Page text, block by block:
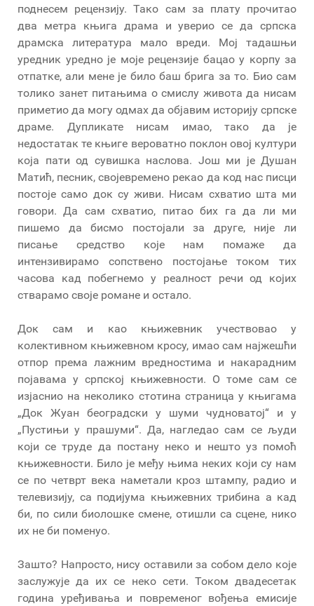
поднесем рецензију. Тако сам за плату прочитао
два метра књига драма и уверио се да српска
драмска литература мало вреди. Мој тадашњи
уредник уредно је моје рецензије бацао у корпу за
отпатке, али мене је било баш брига за то. Био сам
толико занет питањима о смислу живота да нисам
приметио да могу одмах да објавим историју српске
драме. Дупликате нисам имао, тако да је
недостатак те књиге вероватно поклон овој култури
која пати од сувишка наслова. Још ми је Душан
Матић, песник, својевремено рекао да код нас писци
постоје само док су живи. Нисам схватио шта ми
говори. Да сам схватио, питао бих га да ли ми
пишемо да бисмо постојали за друге, није ли
писање средство које нам помаже да
интензивирамо сопствено постојање током тих
часова кад побегнемо у реалност речи од којих
стварамо своје романе и остало.
Док сам и као књижевник учествовао у
колективном књижевном кросу, имао сам најжешћи
отпор према лажним вредностима и накарадним
појавама у српској књижевности. О томе сам се
изјаснио на неколико стотина страница у књигама
„Док Жуан београдски у шуми чудноватој“ и у
„Пустињи у прашуми“. Да, нагледао сам се људи
који се труде да постану неко и нешто уз помоћ
књижевности. Било је међу њима неких који су нам
се по четврт века наметали кроз штампу, радио и
телевизију, са подијума књижевних трибина а кад
би, по сили биолошке смене, отишли са сцене, нико
их не би поменуо.
Зашто? Напросто, нису оставили за собом дело које
заслужује да их се неко сети. Током двадесетак
година уређивања и повременог вођења емисије